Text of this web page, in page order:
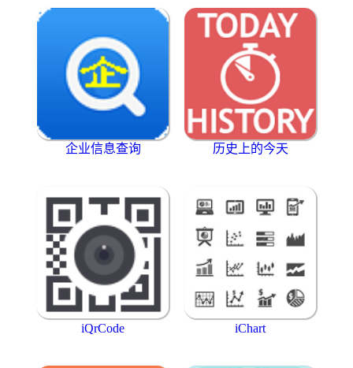
企业信息查询 历史上的今天
iQrCode iChart